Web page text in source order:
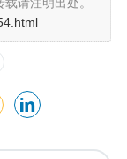
请注明出处。